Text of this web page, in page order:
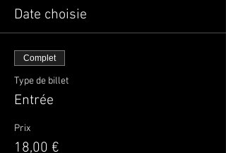
Date choisie
Complet
Type de billet
Entrée
Prix
18,00 €